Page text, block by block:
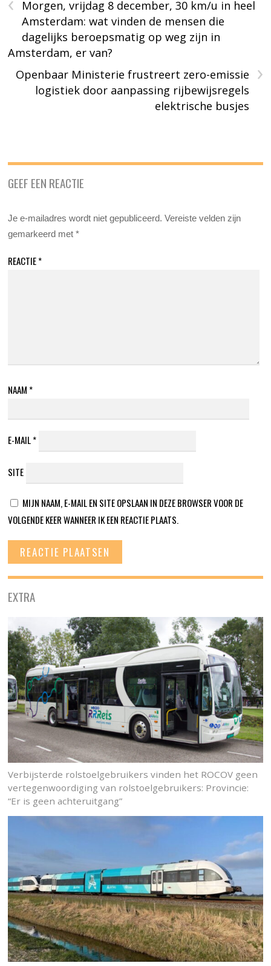
Morgen, vrijdag 8 december, 30 km/u in heel
Amsterdam: wat vinden de mensen die
dagelijks beroepsmatig op weg zijn in
Amsterdam, er van?
›
Openbaar Ministerie frustreert zero-emissie
logistiek door aanpassing rijbewijsregels
elektrische busjes
GEEF EEN REACTIE
Je e-mailadres wordt niet gepubliceerd. Vereiste velden zijn
gemarkeerd met*
REACTIE*
NAAM *
E-MAIL*
SITE
MIJN NAAM, E-MAIL EN SITE OPSLAAN IN DEZE BROWSER VOOR DE
VOLGENDE KEER WANNEER IK EEN REACTIE PLAATS.
EXTRA
Verbijsterde rolstoelgebruikers vinden het ROCOV geen
vertegenwoordiging van rolstoelgebruikers: Provincie:
“Er is geen achteruitgang”